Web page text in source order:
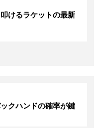
けるラケットの最新
クハンドの確率が鍵